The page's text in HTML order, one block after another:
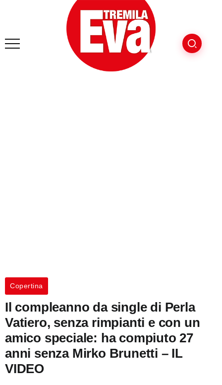
Copertina
Il compleanno da single di Perla
Vatiero, senza rimpianti e con un
amico speciale: ha compiuto 27
anni senza Mirko Brunetti – IL
VIDEO